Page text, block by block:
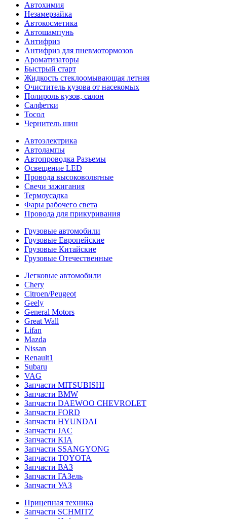
Автохимия
Незамерзайка
Автокосметика
Автошампунь
Антифриз
Антифриз для пневмотормозов
Ароматизаторы
Быстрый старт
Жидкость стеклоомывающая летняя
Очиститель кузова от насекомых
Полироль кузов, салон
Салфетки
Тосол
Чернитель шин
Автоэлектрика
Автолампы
Автопроводка Разъемы
Освещение LED
Провода высоковольтные
Свечи зажигания
Термоусадка
Фары рабочего света
Провода для прикуривания
Грузовые автомобили
Грузовые Европейские
Грузовые Китайские
Грузовые Отечественные
Легковые автомобили
Chery
Citroen/Peugeot
Geely
General Motors
Great Wall
Lifan
Mazda
Nissan
Renault1
Subaru
VAG
Запчасти MITSUBISHI
Запчасти BMW
Запчасти DAEWOO CHEVROLET
Запчасти FORD
Запчасти HYUNDAI
Запчасти JAC
Запчасти KIA
Запчасти SSANGYONG
Запчасти TOYOTA
Запчасти ВАЗ
Запчасти ГАЗель
Запчасти УАЗ
Прицепная техника
Запчасти SCHMITZ